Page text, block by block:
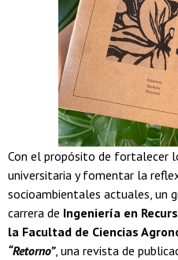
Con el propósito de fortalecer
universitaria y fomentar la
socioambientales actuales, un
carrera de Ingeniería en
la Facultad de Ciencias
“Retorno”, una revista de